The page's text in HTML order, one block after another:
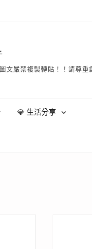
嚴禁複製轉貼！！請尊重
💎 生活分享